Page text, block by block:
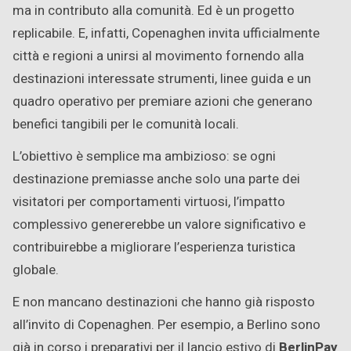
ma in contributo alla comunità. Ed è un progetto
replicabile. E, infatti, Copenaghen invita ufficialmente
città e regioni a unirsi al movimento fornendo alla
destinazioni interessate strumenti, linee guida e un
quadro operativo per premiare azioni che generano
benefici tangibili per le comunità locali.
L’obiettivo è semplice ma ambizioso: se ogni
destinazione premiasse anche solo una parte dei
visitatori per comportamenti virtuosi, l’impatto
complessivo genererebbe un valore significativo e
contribuirebbe a migliorare l’esperienza turistica
globale.
E non mancano destinazioni che hanno già risposto
all’invito di Copenaghen. Per esempio, a Berlino sono